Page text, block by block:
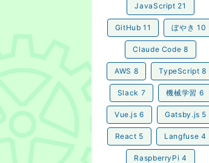
JavaScript 21
GitHub 11 ぼやき 10
Claude Code 8
AWS 8 TypeScript 8
Slack 7 機械学習 6
Vue.js 6 Gatsby.js 5
React 5 Langfuse 4
RaspberryPi 4